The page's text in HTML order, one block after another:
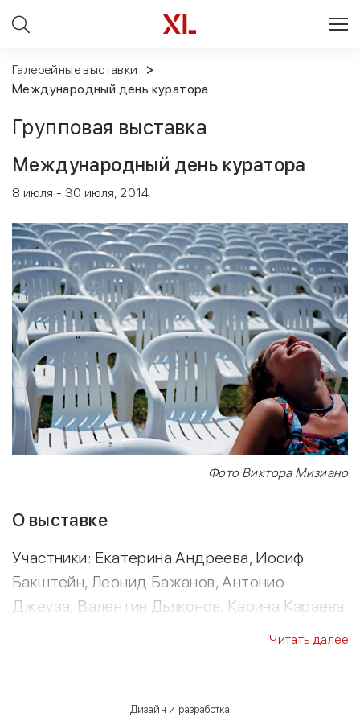
Галерейные выставки
Международный день куратора
Групповая выставка
Международный день куратора
8 июля - 30 июля, 2014
Фото Виктора Мизиано
О выставке
Участники: Екатерина Андреева, Иосиф
Бакштейн, Леонид Бажанов, Антонио
Джеуза, Валентин Дьяконов, Карина Караева,
Евгения Кикодзе, Виктор Мизиано, Дарья
Куратор: Антонио Джеуза
Читать далее
Дизайн и разработка